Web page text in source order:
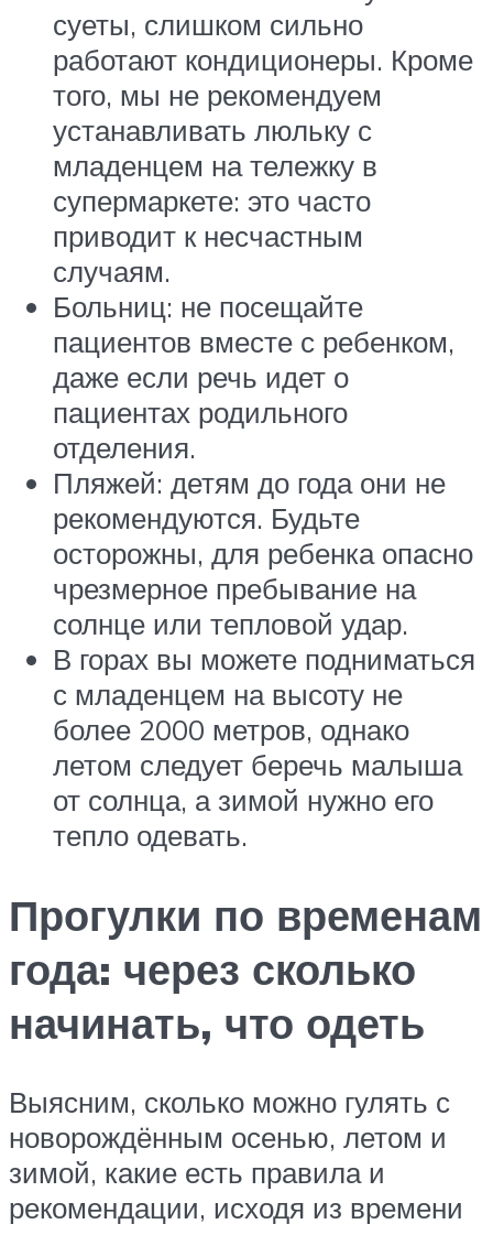
суеты, слишком сильно
работают кондиционеры. Кроме
того, мы не рекомендуем
устанавливать люльку с
младенцем на тележку в
супермаркете: это часто
приводит к несчастным
случаям.
Больниц: не посещайте
пациентов вместе с ребенком,
даже если речь идет о
пациентах родильного
отделения.
Пляжей: детям до года они не
рекомендуются. Будьте
осторожны, для ребенка опасно
чрезмерное пребывание на
солнце или тепловой удар.
В горах вы можете подниматься
с младенцем на высоту не
более 2000 метров, однако
летом следует беречь малыша
от солнца, а зимой нужно его
тепло одевать.
Прогулки по временам
года: через сколько
начинать, что одеть
Выясним, сколько можно гулять с
новорождённым осенью, летом и
зимой, какие есть правила и
рекомендации, исходя из времени